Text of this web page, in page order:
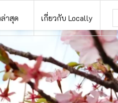
าสุด เกี่ยวกับ Locally